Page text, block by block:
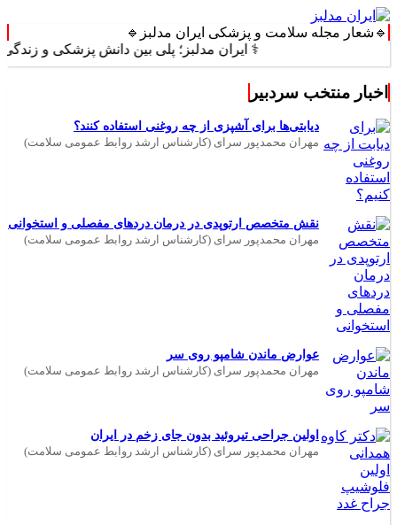
🔹شعار مجله سلامت و پزشکی ایران مدلبز🔹
⚕️ ایران مدلبز؛ پلی بین دانش پزشکی و زندگی
اخبار منتخب سردبیر
دیابتی‌ها برای آشپزی از چه روغنی استفاده کنند؟
مهران محمدپور سرای (کارشناس ارشد روابط عمومی سلامت)
نقش متخصص ارتوپدی در درمان دردهای مفصلی و استخوانی
مهران محمدپور سرای (کارشناس ارشد روابط عمومی سلامت)
عوارض ماندن شامپو روی سر
مهران محمدپور سرای (کارشناس ارشد روابط عمومی سلامت)
اولین جراحی تیروئید بدون جای زخم در ایران
مهران محمدپور سرای (کارشناس ارشد روابط عمومی سلامت)